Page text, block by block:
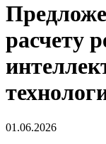
расчету
01.06.2026